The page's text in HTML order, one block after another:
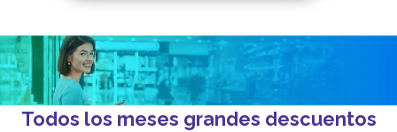
Todos los meses grandes descuentos